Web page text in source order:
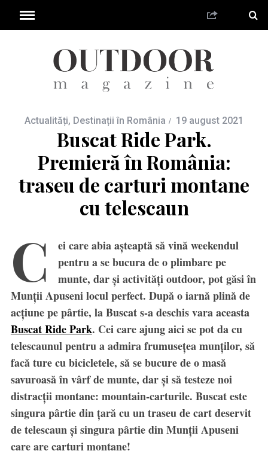
Actualități, Destinații în România 19 august 2021
Buscat Ride Park.
Premieră în România:
traseu de carturi montane
cu telescaun
C
ei care abia așteaptă să vină weekendul
pentru a se bucura de o plimbare pe
munte, dar și activități outdoor, pot găsi în
Munții Apuseni locul perfect. După o iarnă plină de
acțiune pe pârtie, la Buscat s-a deschis vara aceasta
Buscat Ride Park. Cei care ajung aici se pot da cu
telescaunul pentru a admira frumusețea munților, să
facă ture cu bicicletele, să se bucure de o masă
savuroasă în vârf de munte, dar și să testeze noi
distracții montane: mountain-carturile. Buscat este
singura pârtie din țară cu un traseu de cart deservit
de telescaun și singura pârtie din Munții Apuseni
care are carturi montane!